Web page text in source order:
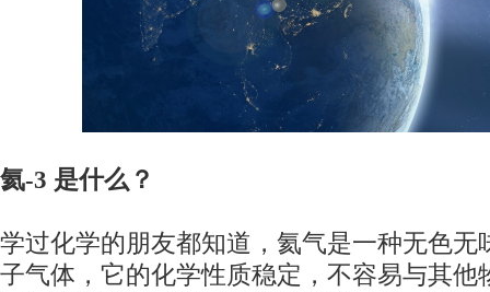
氦-3 是什么？
学过化学的朋友都知道，氦气是一种无色无
子气体，它的化学性质稳定，不容易与其他